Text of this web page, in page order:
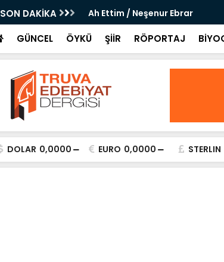
SON DAKİKA Ah Ettim / Neşenur Ebrar
GÜNCEL ÖYKÜ ŞİİR RÖPORTAJ
DOLAR 0,0000 EURO 0,0000 STERLIN